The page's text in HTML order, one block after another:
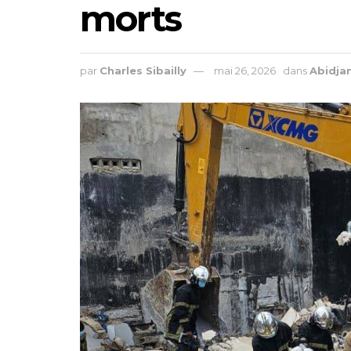
morts
par Charles Sibailly mai 26, 2026 dans